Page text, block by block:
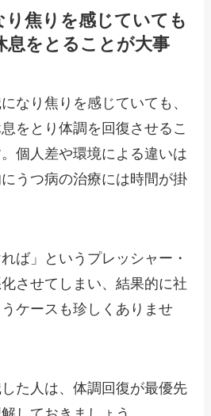
り焦りを感じていても
息をとることが大事
なり焦りを感じていても、
をとり体調を回復させるこ
個人差や環境による違いは
うつ病の治療には時間が掛
ば」というプレッシャー・
させてしまい、結果的に社
ケースも珍しくありませ
た人は、体調回復が最優先